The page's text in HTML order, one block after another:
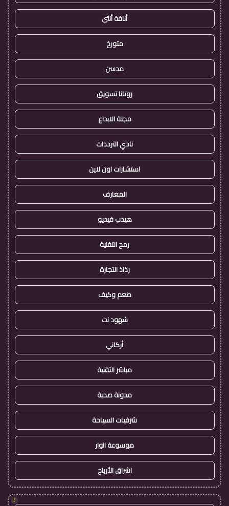
أناقة أنثى
متورخ
مدسن
روتانا تسويق
مجلة الابداع
نادي الترددات
استشارات اون لاين
المعارف
هيدب فيديو
رمح التقنية
رذاذ التجارة
طعم وكيف
شهود نت
أركاني
مباشر التقنية
مدونة صحبة
شرقيات السياحة
موسوعة انوار
اشراق الأرباح
!